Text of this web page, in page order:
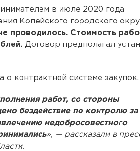
в июле 2020 года
Копейского городского
проводилось. Стоимость
Договор предполагал
о контрактной системе закупок.
работ, со стороны
бездействие по контролю за
недобросовестного
», — рассказали в